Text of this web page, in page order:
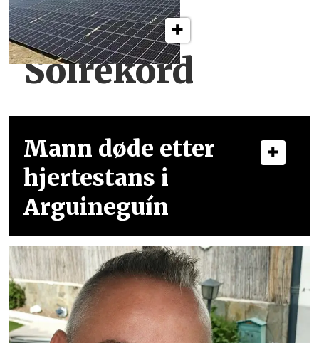
Solrekord
Mann døde etter
hjertestans i
Arguineguín